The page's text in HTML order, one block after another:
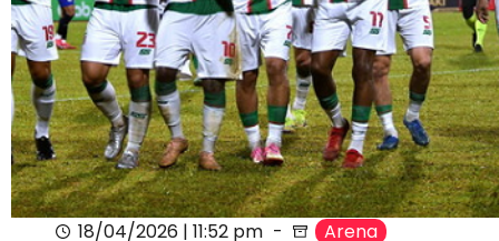
18/04/2026 | 11:52 pm Arena